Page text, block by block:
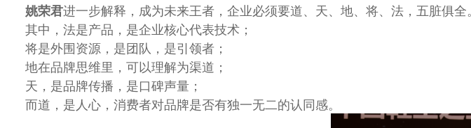
姚荣君进一步解释，成为未来王者，企业必须要道、天、地、将、法，五脏俱全。
其中，法是产品，是企业核心代表技术；
将是外围资源，是团队，是引领者；
地在品牌思维里，可以理解为渠道；
天，是品牌传播，是口碑声量；
而道，是人心，消费者对品牌是否有独一无二的认同感。